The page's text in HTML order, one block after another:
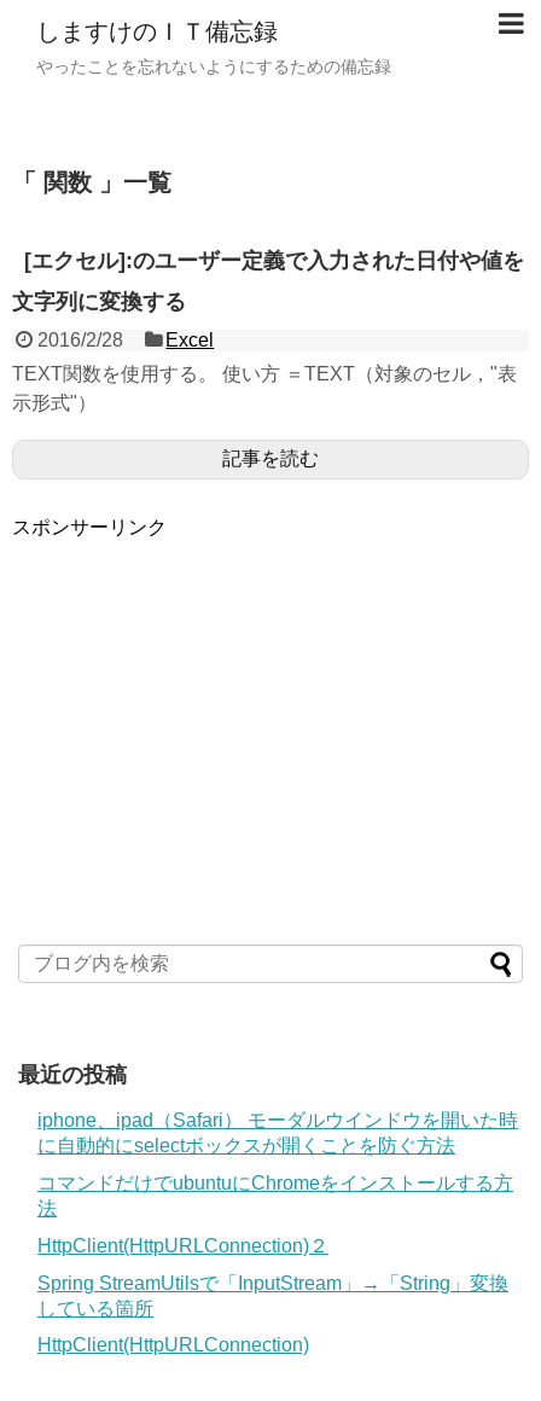
しますけのＩＴ備忘録
やったことを忘れないようにするための備忘録
「 関数 」一覧
[エクセル]:のユーザー定義で入力された日付や値を
文字列に変換する
2016/2/28
Excel
TEXT関数を使用する。 使い方 ＝TEXT（対象のセル，"表
示形式"）
記事を読む
スポンサーリンク
最近の投稿
iphone、ipad（Safari） モーダルウインドウを開いた時
に自動的にselectボックスが開くことを防ぐ方法
コマンドだけでubuntuにChromeをインストールする方
法
HttpClient(HttpURLConnection)２
Spring StreamUtilsで「InputStream」→「String」変換
している箇所
HttpClient(HttpURLConnection)